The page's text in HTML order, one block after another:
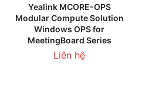
Yealink MCORE-OPS
Modular Compute Solution
Windows OPS for
MeetingBoard Series
Liên hệ